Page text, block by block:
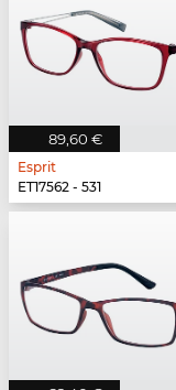
89,60 €
Esprit
ET17562 - 531